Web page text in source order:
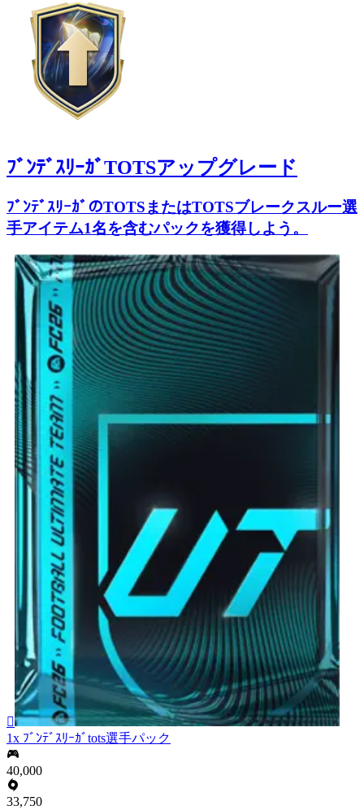
ﾌﾞﾝﾃﾞｽﾘｰｶﾞTOTSアップグレード
ﾌﾞﾝﾃﾞｽﾘｰｶﾞのTOTSまたはTOTSブレークスルー選
手アイテム1名を含むパックを獲得しよう。

1x ﾌﾞﾝﾃﾞｽﾘｰｶﾞtots選手パック
40,000
33,750